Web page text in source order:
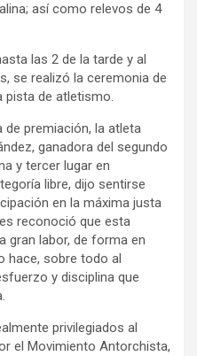
así como relevos de 4
las 2 de la tarde y al
se realizó la ceremonia de
pista de atletismo.
de premiación, la atleta
ganadora del segundo
y tercer lugar en
libre, dijo sentirse
en la máxima justa
reconoció que esta
gran labor, de forma en
hace, sobre todo al
y disciplina que
privilegiados al
el Movimiento Antorchista,